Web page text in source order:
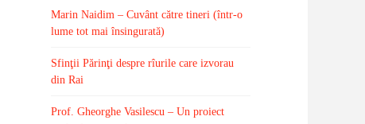
Marin Naidim – Cuvânt către tineri (într-o
lume tot mai însingurată)
Sfinţii Părinţi despre rîurile care izvorau
din Rai
Prof. Gheorghe Vasilescu – Un proiect